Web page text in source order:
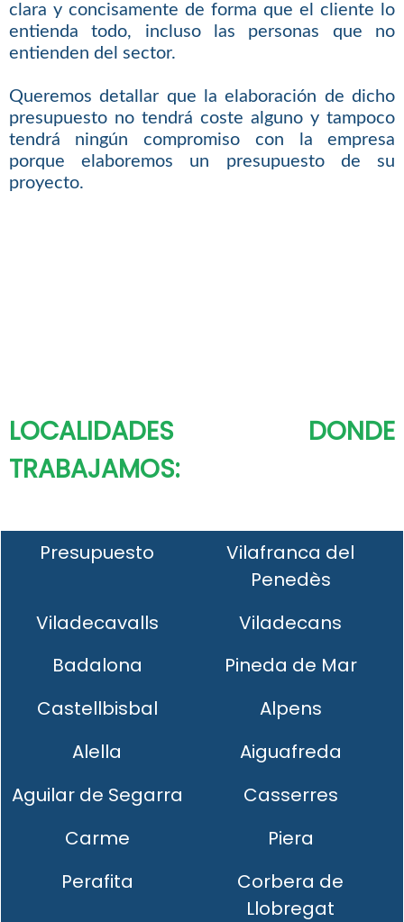
clara y concisamente de forma que el cliente lo
entienda todo, incluso las personas que no
entienden del sector.
Queremos detallar que la elaboración de dicho
presupuesto no tendrá coste alguno y tampoco
tendrá ningún compromiso con la empresa
porque elaboremos un presupuesto de su
proyecto.
LOCALIDADES DONDE
TRABAJAMOS:
Presupuesto
Vilafranca del
Penedès
Viladecavalls
Viladecans
Badalona
Pineda de Mar
Castellbisbal
Alpens
Alella
Aiguafreda
Aguilar de Segarra
Casserres
Carme
Piera
Perafita
Corbera de
Llobregat